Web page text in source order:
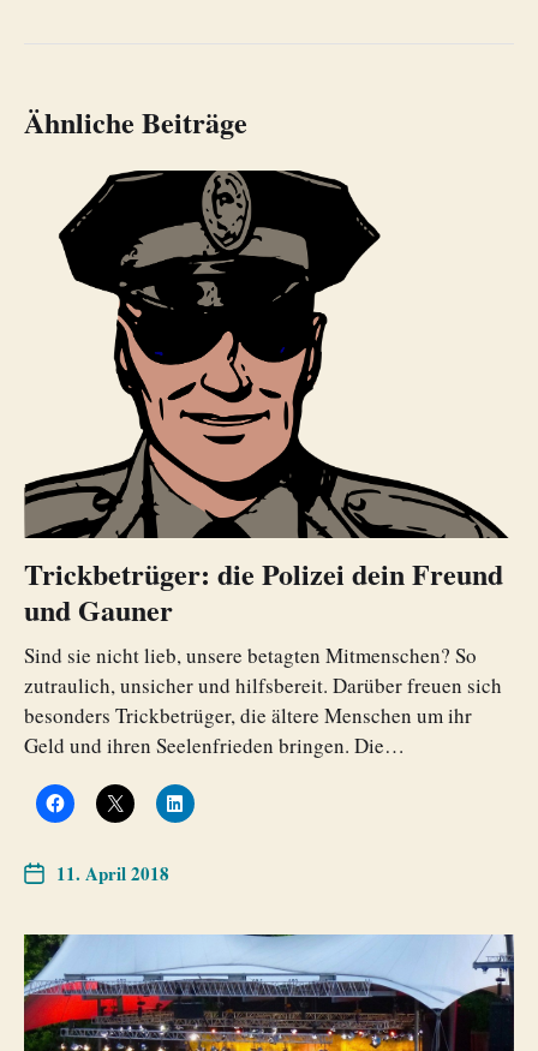
Ähnliche Beiträge
Trickbetrüger: die Polizei dein Freund
und Gauner
Sind sie nicht lieb, unsere betagten Mitmenschen? So
zutraulich, unsicher und hilfsbereit. Darüber freuen sich
besonders Trickbetrüger, die ältere Menschen um ihr
Geld und ihren Seelenfrieden bringen. Die…
11. April 2018